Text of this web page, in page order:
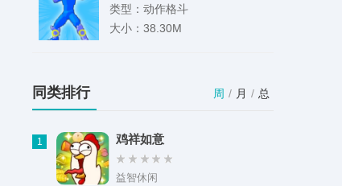
类型：动作格斗
大小：38.30M
密室逃脱：惊悚剧院之最后的
芭蕾
类型：冒险解谜
周 / 月 / 总
同类排行
1 鸡祥如意
益智休闲